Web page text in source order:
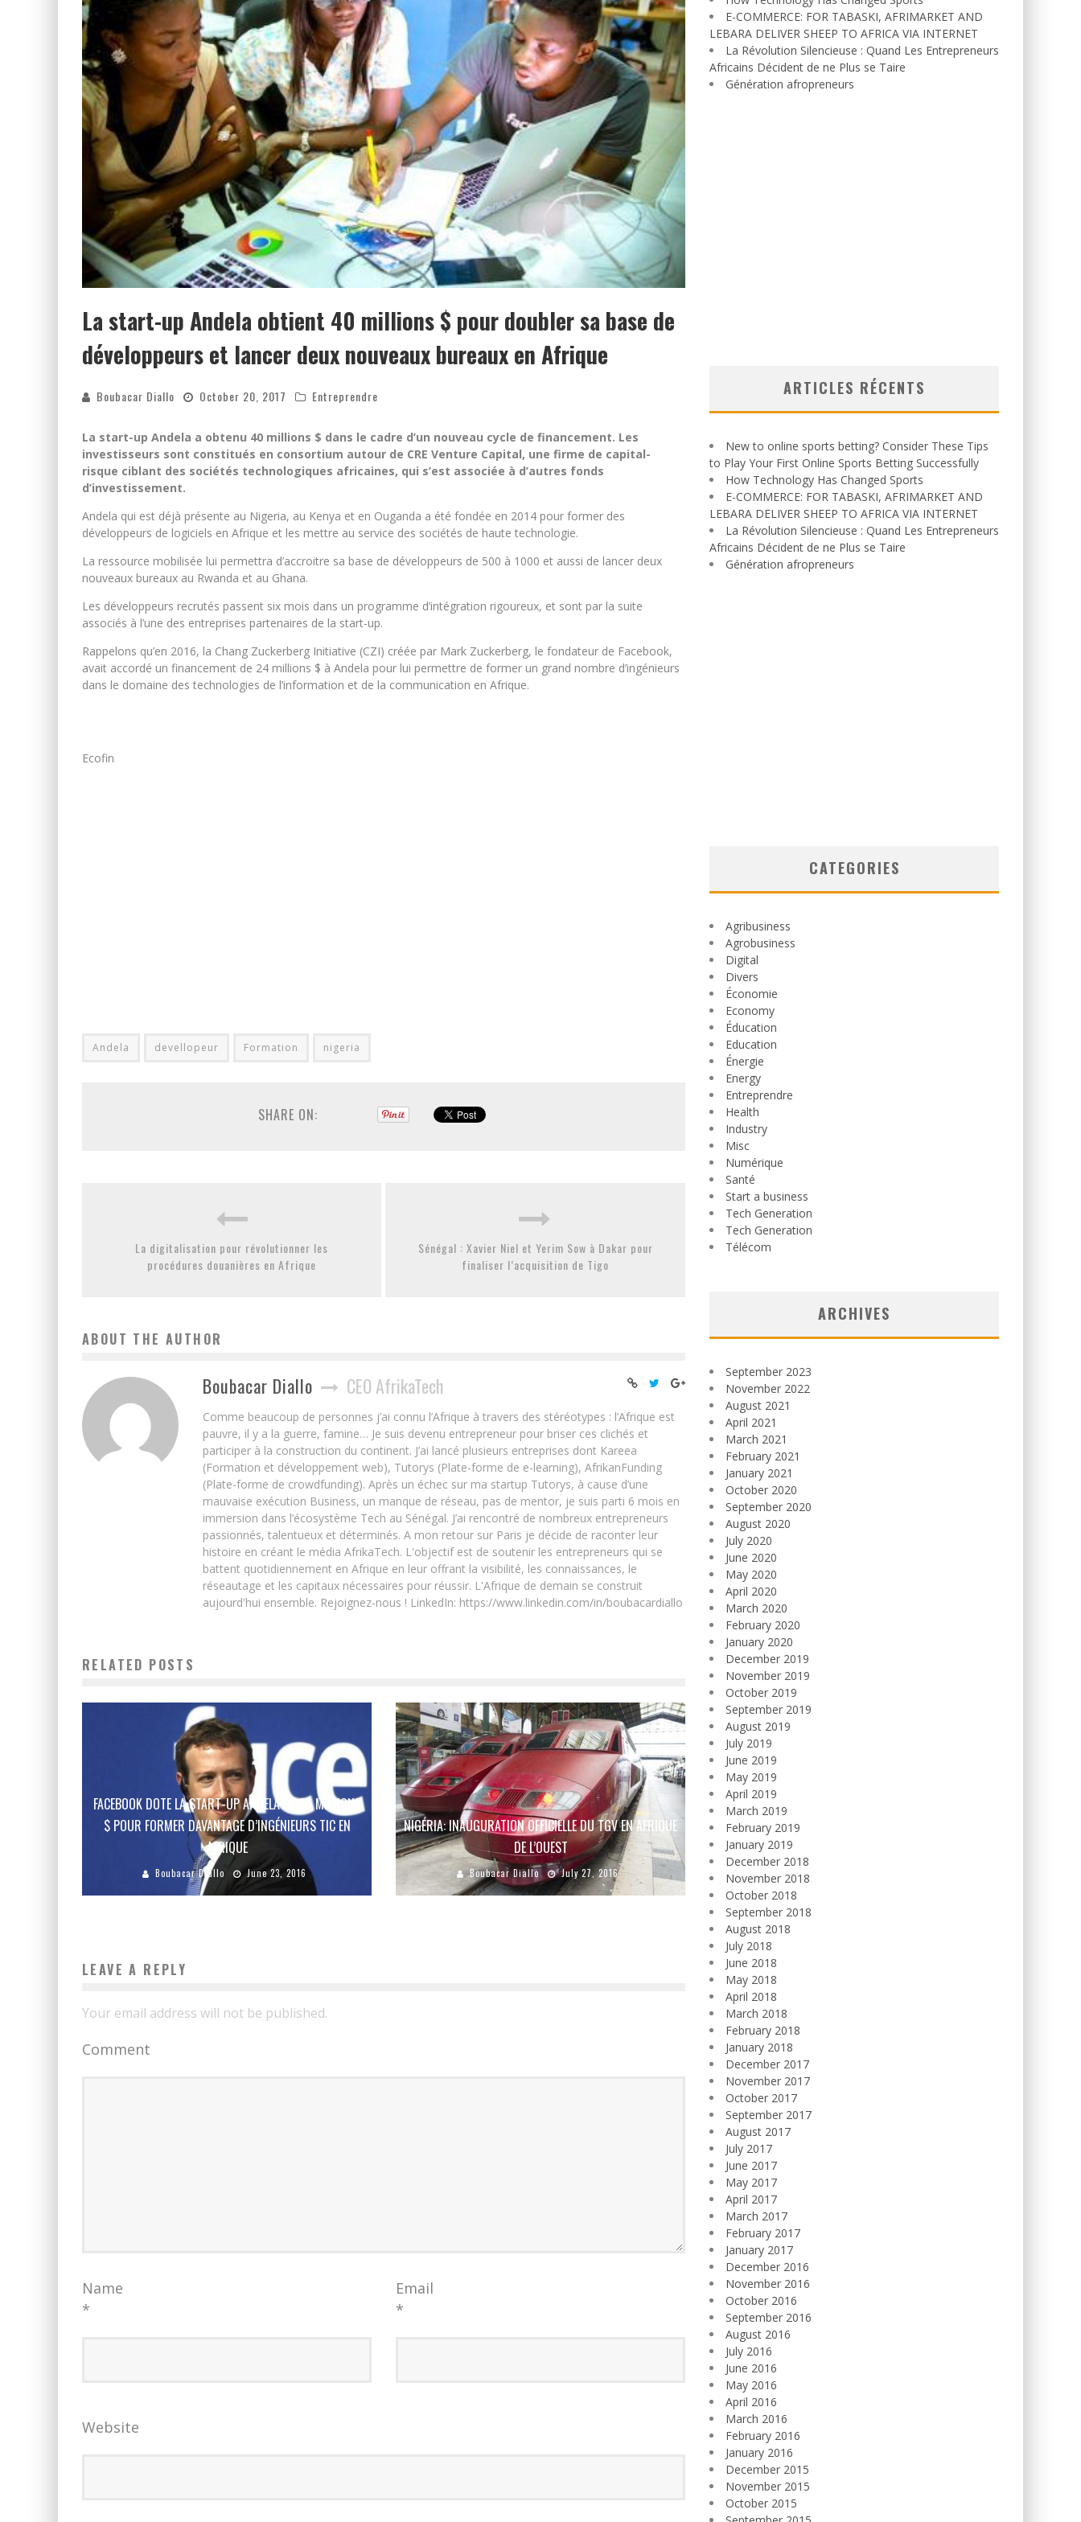
La start-up Andela obtient 40 millions $ pour doubler sa base de
développeurs et lancer deux nouveaux bureaux en Afrique
Boubacar Diallo October 20, 2017 Entreprendre
La start-up Andela a obtenu 40 millions $ dans le cadre d’un nouveau cycle de financement. Les
investisseurs sont constitués en consortium autour de CRE Venture Capital, une firme de capital-
risque ciblant des sociétés technologiques africaines, qui s’est associée à d’autres fonds
d’investissement.
Andela qui est déjà présente au Nigeria, au Kenya et en Ouganda a été fondée en 2014 pour former des
développeurs de logiciels en Afrique et les mettre au service des sociétés de haute technologie.
La ressource mobilisée lui permettra d’accroitre sa base de développeurs de 500 à 1000 et aussi de lancer deux
nouveaux bureaux au Rwanda et au Ghana.
Les développeurs recrutés passent six mois dans un programme d’intégration rigoureux, et sont par la suite
associés à l’une des entreprises partenaires de la start-up.
Rappelons qu’en 2016, la Chang Zuckerberg Initiative (CZI) créée par Mark Zuckerberg, le fondateur de Facebook,
avait accordé un financement de 24 millions $ à Andela pour lui permettre de former un grand nombre d’ingénieurs
dans le domaine des technologies de l’information et de la communication en Afrique.
Ecofin
Andela devellopeur Formation nigeria
SHARE ON:
La digitalisation pour révolutionner les
procédures douanières en Afrique
Sénégal : Xavier Niel et Yerim Sow à Dakar pour
finaliser l’acquisition de Tigo
ABOUT THE AUTHOR
Boubacar Diallo CEO AfrikaTech
Comme beaucoup de personnes j’ai connu l’Afrique à travers des stéréotypes : l’Afrique est
pauvre, il y a la guerre, famine… Je suis devenu entrepreneur pour briser ces clichés et
participer à la construction du continent. J’ai lancé plusieurs entreprises dont Kareea
(Formation et développement web), Tutorys (Plate-forme de e-learning), AfrikanFunding
(Plate-forme de crowdfunding). Après un échec sur ma startup Tutorys, à cause d’une
mauvaise exécution Business, un manque de réseau, pas de mentor, je suis parti 6 mois en
immersion dans l’écosystème Tech au Sénégal. J’ai rencontré de nombreux entrepreneurs
passionnés, talentueux et déterminés. A mon retour sur Paris je décide de raconter leur
histoire en créant le média AfrikaTech. L'objectif est de soutenir les entrepreneurs qui se
battent quotidiennement en Afrique en leur offrant la visibilité, les connaissances, le
réseautage et les capitaux nécessaires pour réussir. L'Afrique de demain se construit
aujourd'hui ensemble. Rejoignez-nous ! LinkedIn: https://www.linkedin.com/in/boubacardiallo
RELATED POSTS
FACEBOOK DOTE LA START-UP ANDELA DE 24 MILLIONS
$ POUR FORMER DAVANTAGE D’INGÉNIEURS TIC EN
AFRIQUE
Boubacar Diallo June 23, 2016
NIGÉRIA: INAUGURATION OFFICIELLE DU TGV EN AFRIQUE
DE L’OUEST
Boubacar Diallo July 27, 2016
LEAVE A REPLY
Your email address will not be published.
Comment
Name
*
Email
*
Website
E-COMMERCE: FOR TABASKI, AFRIMARKET AND
LEBARA DELIVER SHEEP TO AFRICA VIA INTERNET
La Révolution Silencieuse : Quand Les Entrepreneurs
Africains Décident de ne Plus se Taire
Génération afropreneurs
ARTICLES RÉCENTS
New to online sports betting? Consider These Tips
to Play Your First Online Sports Betting Successfully
How Technology Has Changed Sports
E-COMMERCE: FOR TABASKI, AFRIMARKET AND
LEBARA DELIVER SHEEP TO AFRICA VIA INTERNET
La Révolution Silencieuse : Quand Les Entrepreneurs
Africains Décident de ne Plus se Taire
Génération afropreneurs
CATEGORIES
Agribusiness
Agrobusiness
Digital
Divers
Économie
Economy
Éducation
Education
Énergie
Energy
Entreprendre
Health
Industry
Misc
Numérique
Santé
Start a business
Tech Generation
Tech Generation
Télécom
ARCHIVES
September 2023
November 2022
August 2021
April 2021
March 2021
February 2021
January 2021
October 2020
September 2020
August 2020
July 2020
June 2020
May 2020
April 2020
March 2020
February 2020
January 2020
December 2019
November 2019
October 2019
September 2019
August 2019
July 2019
June 2019
May 2019
April 2019
March 2019
February 2019
January 2019
December 2018
November 2018
October 2018
September 2018
August 2018
July 2018
June 2018
May 2018
April 2018
March 2018
February 2018
January 2018
December 2017
November 2017
October 2017
September 2017
August 2017
July 2017
June 2017
May 2017
April 2017
March 2017
February 2017
January 2017
December 2016
November 2016
October 2016
September 2016
August 2016
July 2016
June 2016
May 2016
April 2016
March 2016
February 2016
January 2016
December 2015
November 2015
October 2015